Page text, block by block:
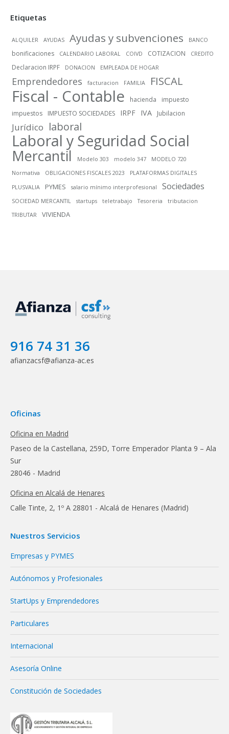
Etiquetas
ALQUILER AYUDAS Ayudas y subvenciones BANCO
bonificaciones CALENDARIO LABORAL COIVD COTIZACION CREDITO
Declaracion IRPF DONACION EMPLEADA DE HOGAR
Emprendedores facturacion FAMILIA FISCAL
Fiscal - Contable hacienda
impuesto
impuestos
IMPUESTO SOCIEDADES IRPF IVA Jubilacion
Jurídico laboral
Laboral y Seguridad Social
Mercantil Modelo 303 modelo 347
MODELO 720
Normativa
OBLIGACIONES FISCALES 2023
PLATAFORMAS DIGITALES
PLUSVALIA
PYMES salario mínimo interprofesional Sociedades
SOCIEDAD MERCANTIL startups teletrabajo Tesoreria
tributacion
TRIBUTAR
VIVIENDA
916 74 31 36
afianzacsf@afianza-ac.es
Oficinas
Oficina en Madrid
Paseo de la Castellana, 259D, Torre Emperador Planta 9 – Ala
Sur
28046 - Madrid
Oficina en Alcalá de Henares
Calle Tinte, 2, 1º A 28801 - Alcalá de Henares (Madrid)
Nuestros Servicios
Empresas y PYMES
Autónomos y Profesionales
StartUps y Emprendedores
Particulares
Internacional
Asesoría Online
Constitución de Sociedades